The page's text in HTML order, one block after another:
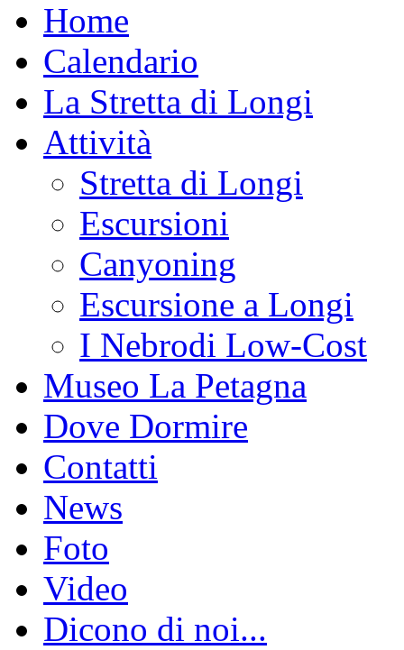
Home
Calendario
La Stretta di Longi
Attività
Stretta di Longi
Escursioni
Canyoning
Escursione a Longi
I Nebrodi Low-Cost
Museo La Petagna
Dove Dormire
Contatti
News
Foto
Video
Dicono di noi...